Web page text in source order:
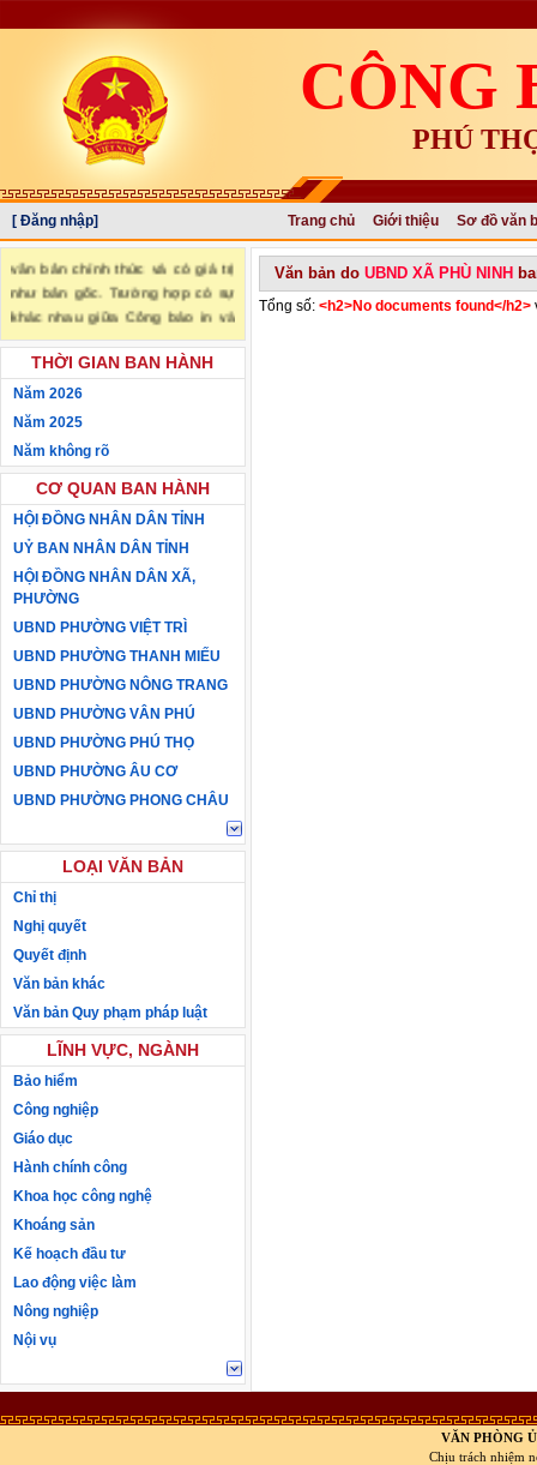
CÔNG
PHÚ
[ Đăng nhập] Trang chủ Giới thiệu
Sơ đồ văn
"Văn bản đăng trên Công báo là
văn bản chính thức và có giá trị
như bản gốc. Trường hợp có sự
khác nhau giữa Công báo in và
Công báo điện tử thì sử dụng
Công báo in làm căn cứ chính
thức." (trích Nghị định số
THỜI GIAN BAN HÀNH
Năm 2026
Năm 2025
Năm không rõ
CƠ QUAN BAN HÀNH
HỘI ĐỒNG NHÂN DÂN TỈNH
UỶ BAN NHÂN DÂN TỈNH
HỘI ĐỒNG NHÂN DÂN XÃ,
PHƯỜNG
UBND PHƯỜNG VIỆT TRÌ
UBND PHƯỜNG THANH MIẾU
UBND PHƯỜNG NÔNG TRANG
UBND PHƯỜNG VÂN PHÚ
UBND PHƯỜNG PHÚ THỌ
UBND PHƯỜNG ÂU CƠ
UBND PHƯỜNG PHONG CHÂU
LOẠI VĂN BẢN
Chỉ thị
Nghị quyết
Quyết định
Văn bản khác
Văn bản Quy phạm pháp luật
LĨNH VỰC, NGÀNH
Bảo hiểm
Công nghiệp
Giáo dục
Hành chính công
Khoa học công nghệ
Khoáng sản
Kế hoạch đầu tư
Lao động việc làm
Nông nghiệp
Nội vụ
Văn bản do UBND XÃ PHÙ NINH
Tổng số: <h2>No documents found</h2>
VĂN PHÒNG
Chịu trách nhiệm